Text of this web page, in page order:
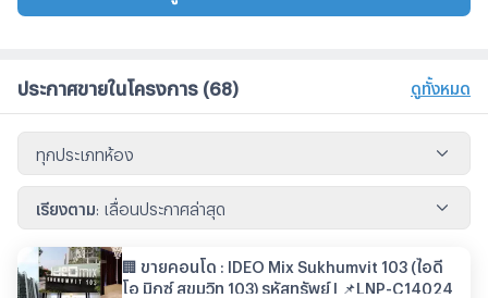
ประกาศขายในโครงการ (68) ดูทั้งหมด
ทุกประเภทห้อง
เรียงตาม: เลื่อนประกาศล่าสุด
🏢 ขายคอนโด : IDEO Mix Sukhumvit 103 (ไอดี
โอ มิกซ์ สุขุมวิท 103) รหัสทรัพย์ | 📌LNP-C14024